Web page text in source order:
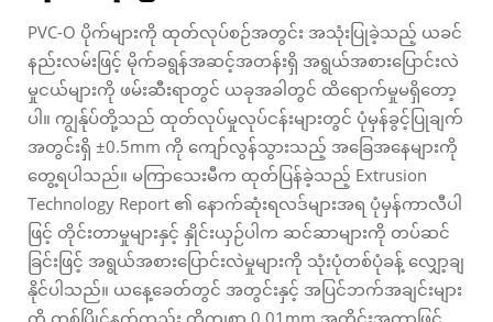
PVC-O ပိုက်များကို ထုတ်လုပ်စဉ်အတွင်း အသုံးပြုခဲ့သည့် ယခင်
နည်းလမ်းဖြင့် မိုက်ခရွန်အဆင့်အတန်းရှိ အရွယ်အစားပြောင်းလဲ
မှုငယ်များကို ဖမ်းဆီးရာတွင် ယခုအခါတွင် ထိရောက်မှုမရှိတော့
ပါ။ ကျွန်ုပ်တို့သည် ထုတ်လုပ်မှုလုပ်ငန်းများတွင် ပုံမှန်ခွင့်ပြုချက်
အတွင်းရှိ ±0.5mm ကို ကျော်လွန်သွားသည့် အခြေအနေများကို
တွေ့ရပါသည်။ မကြာသေးမီက ထုတ်ပြန်ခဲ့သည့် Extrusion
Technology Report ၏ နောက်ဆုံးရလဒ်များအရ ပုံမှန်ကာလီပါ
ဖြင့် တိုင်းတာမှုများနှင့် နှိုင်းယှဉ်ပါက ဆင်ဆာများကို တပ်ဆင်
ခြင်းဖြင့် အရွယ်အစားပြောင်းလဲမှုများကို သုံးပုံတစ်ပုံခန့် လျှော့ချ
နိုင်ပါသည်။ ယနေ့ခေတ်တွင် အတွင်းနှင့် အပြင်ဘက်အချင်းများ
ကို တစ်ပြိုင်နက်တည်း တိကျစွာ 0.01mm အတိုင်းအတာဖြင့်